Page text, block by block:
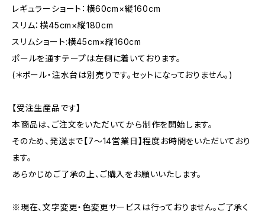
レギュラーショート：横60cm×縦160cm
スリム：横45cm×縦180cm
スリムショート:横45cm×縦160cm
ポールを通すテープは左側に着いております。
(＊ポール・注水台は別売りです。セットになっておりません。)
【受注生産品です】
本商品は、ご注文をいただいてから制作を開始します。
そのため、発送まで【7〜14営業日】程度お時間をいただいており
ます。
あらかじめご了承の上、ご購入をお願いいたします。
※現在、文字変更・色変更サービスは行っておりません。ご了承く